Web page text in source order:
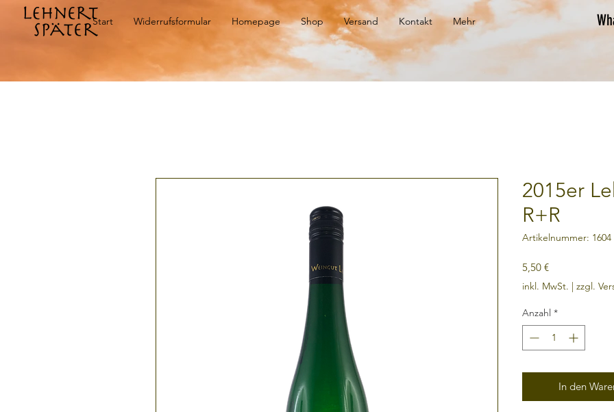
Start Widerrufsformular Homepage Shop Versand Kontakt Mehr
2015er
R+R
Artikelnummer: 1604
5,50 €Preis
inkl. MwSt. | zzgl.
Anzahl *
In den